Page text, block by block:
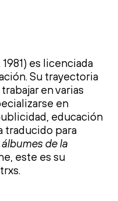
es licenciada
Su trayectoria
en varias
en
educación
traducido para
de la
este es su